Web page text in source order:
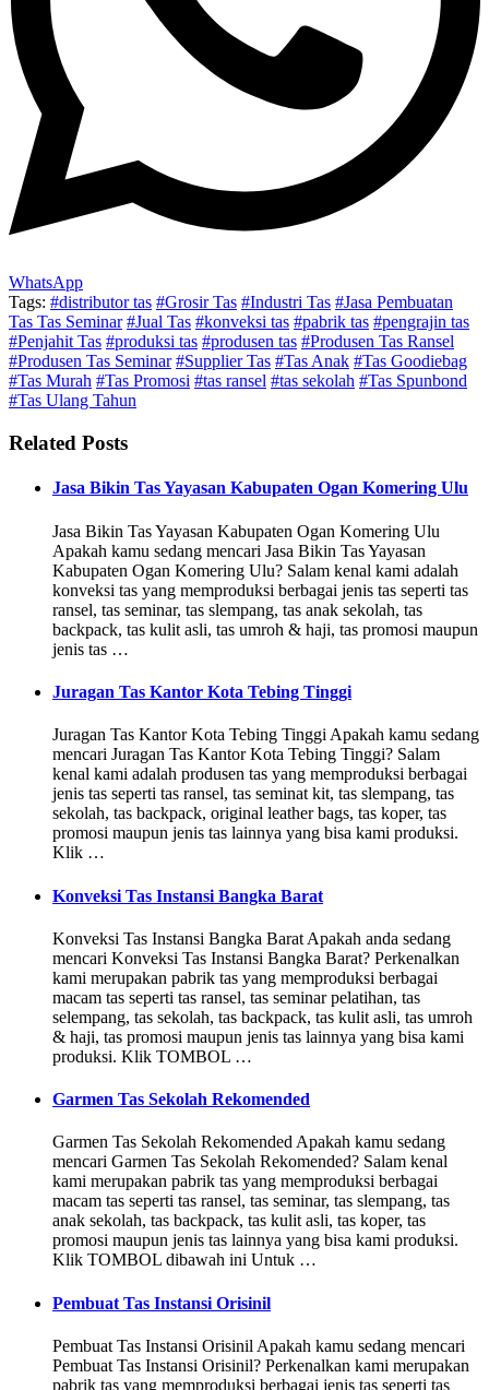
WhatsApp
Tags: #distributor tas #Grosir Tas #Industri Tas #Jasa Pembuatan
Tas Tas Seminar #Jual Tas #konveksi tas #pabrik tas #pengrajin tas
#Penjahit Tas #produksi tas #produsen tas #Produsen Tas Ransel
#Produsen Tas Seminar #Supplier Tas #Tas Anak #Tas Goodiebag
#Tas Murah #Tas Promosi #tas ransel #tas sekolah #Tas Spunbond
#Tas Ulang Tahun
Related Posts
Jasa Bikin Tas Yayasan Kabupaten Ogan Komering Ulu
Jasa Bikin Tas Yayasan Kabupaten Ogan Komering Ulu
Apakah kamu sedang mencari Jasa Bikin Tas Yayasan
Kabupaten Ogan Komering Ulu? Salam kenal kami adalah
konveksi tas yang memproduksi berbagai jenis tas seperti tas
ransel, tas seminar, tas slempang, tas anak sekolah, tas
backpack, tas kulit asli, tas umroh & haji, tas promosi maupun
jenis tas …
Juragan Tas Kantor Kota Tebing Tinggi
Juragan Tas Kantor Kota Tebing Tinggi Apakah kamu sedang
mencari Juragan Tas Kantor Kota Tebing Tinggi? Salam
kenal kami adalah produsen tas yang memproduksi berbagai
jenis tas seperti tas ransel, tas seminat kit, tas slempang, tas
sekolah, tas backpack, original leather bags, tas koper, tas
promosi maupun jenis tas lainnya yang bisa kami produksi.
Klik …
Konveksi Tas Instansi Bangka Barat
Konveksi Tas Instansi Bangka Barat Apakah anda sedang
mencari Konveksi Tas Instansi Bangka Barat? Perkenalkan
kami merupakan pabrik tas yang memproduksi berbagai
macam tas seperti tas ransel, tas seminar pelatihan, tas
selempang, tas sekolah, tas backpack, tas kulit asli, tas umroh
& haji, tas promosi maupun jenis tas lainnya yang bisa kami
produksi. Klik TOMBOL …
Garmen Tas Sekolah Rekomended
Garmen Tas Sekolah Rekomended Apakah kamu sedang
mencari Garmen Tas Sekolah Rekomended? Salam kenal
kami merupakan pabrik tas yang memproduksi berbagai
macam tas seperti tas ransel, tas seminar, tas slempang, tas
anak sekolah, tas backpack, tas kulit asli, tas koper, tas
promosi maupun jenis tas lainnya yang bisa kami produksi.
Klik TOMBOL dibawah ini Untuk …
Pembuat Tas Instansi Orisinil
Pembuat Tas Instansi Orisinil Apakah kamu sedang mencari
Pembuat Tas Instansi Orisinil? Perkenalkan kami merupakan
pabrik tas yang memproduksi berbagai jenis tas seperti tas